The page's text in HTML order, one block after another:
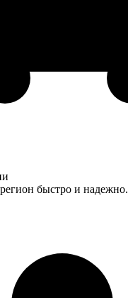
быстро и надежно.